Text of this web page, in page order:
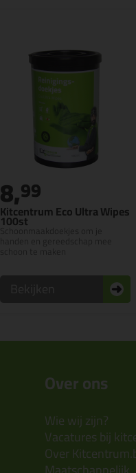
Kitcentrum Eco Ultra Wipes
100st
Schoonmaakdoekjes om je
8,99
Over ons
Wie wij zijn?
Vacatures bij
Over